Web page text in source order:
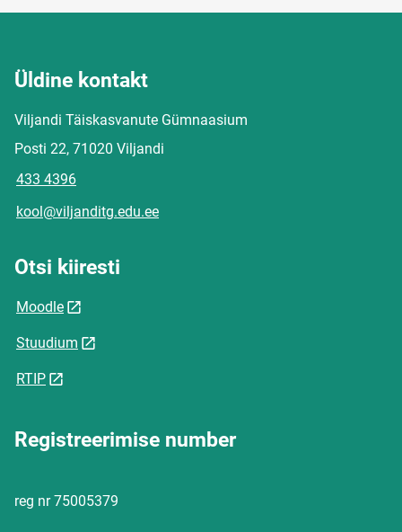
Üldine kontakt
Viljandi Täiskasvanute Gümnaasium
Posti 22, 71020 Viljandi
433 4396
kool@viljanditg.edu.ee
Otsi kiiresti
Moodle
Stuudium
RTIP
Registreerimise number
reg nr 75005379